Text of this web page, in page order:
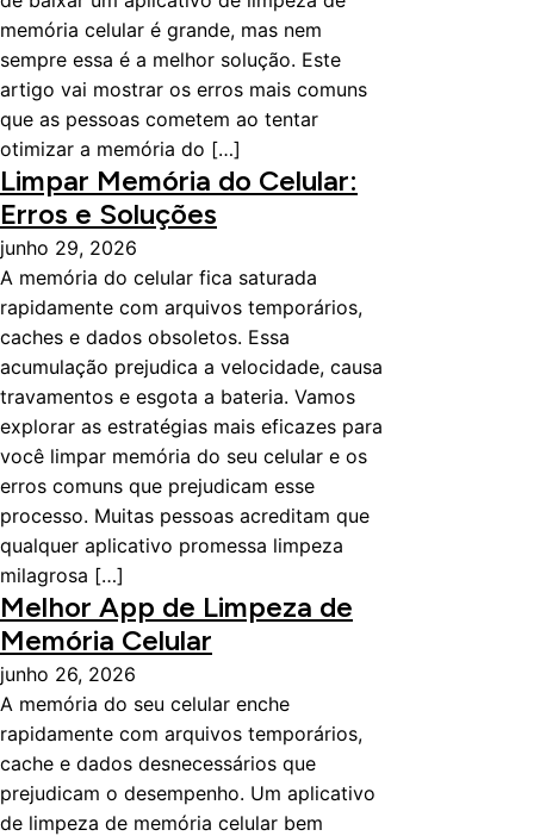
memória celular é grande, mas nem
sempre essa é a melhor solução. Este
artigo vai mostrar os erros mais comuns
que as pessoas cometem ao tentar
otimizar a memória do […]
Limpar Memória do Celular:
Erros e Soluções
junho 29, 2026
A memória do celular fica saturada
rapidamente com arquivos temporários,
caches e dados obsoletos. Essa
acumulação prejudica a velocidade, causa
travamentos e esgota a bateria. Vamos
explorar as estratégias mais eficazes para
você limpar memória do seu celular e os
erros comuns que prejudicam esse
processo. Muitas pessoas acreditam que
qualquer aplicativo promessa limpeza
milagrosa […]
Melhor App de Limpeza de
Memória Celular
junho 26, 2026
A memória do seu celular enche
rapidamente com arquivos temporários,
cache e dados desnecessários que
prejudicam o desempenho. Um aplicativo
de limpeza de memória celular bem